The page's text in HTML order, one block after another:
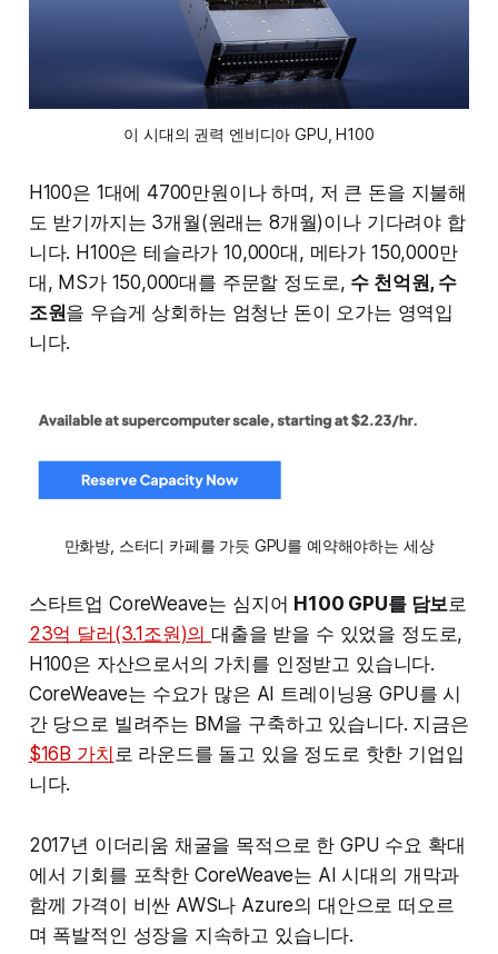
이 시대의 권력 엔비디아 GPU, H100
H100은 1대에 4700만원이나 하며, 저 큰 돈을 지불해
도 받기까지는 3개월(원래는 8개월)이나 기다려야 합
니다. H100은 테슬라가 10,000대, 메타가 150,000만
대, MS가 150,000대를 주문할 정도로, 수 천억원, 수
조원을 우습게 상회하는 엄청난 돈이 오가는 영역입
니다.
만화방, 스터디 카페를 가듯 GPU를 예약해야하는 세상
스타트업 CoreWeave는 심지어 H100 GPU를 담보 로
23억 달러(3.1조원)의​대출을 받을 수 있었을 정도로,
H100은 자산으로서의 가치를 인정받고 있습니다.
CoreWeave는 수요가 많은 AI 트레이닝용 GPU를 시
간 당으로 빌려주는 BM을 구축하고 있습니다. 지금은
$16B 가치 로 라운드를 돌고 있을 정도로 핫한 기업입
니다.
2017년 이더리움 채굴을 목적으로 한 GPU 수요 확대
에서 기회를 포착한 CoreWeave는 AI 시대의 개막과
함께 가격이 비싼 AWS나 Azure의 대안으로 떠오르
며 폭발적인 성장을 지속하고 있습니다.